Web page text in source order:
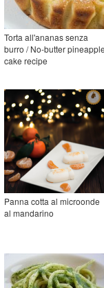
Torta all'ananas senza
burro / No-butter pineapple
cake recipe
Panna cotta al microonde
al mandarino